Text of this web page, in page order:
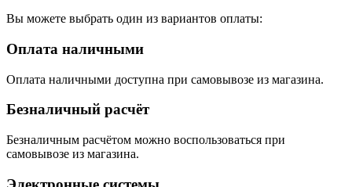
Вы можете выбрать один из вариантов оплаты:
Оплата наличными
Оплата наличными доступна при самовывозе из магазина.
Безналичный расчёт
Безналичным расчётом можно воспользоваться при
самовывозе из магазина.